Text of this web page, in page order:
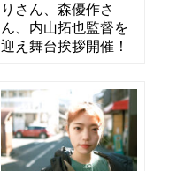
りさん、森優作さ
ん、内山拓也監督を
迎え舞台挨拶開催！